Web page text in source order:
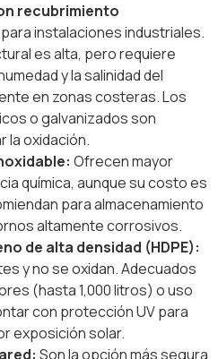
recubrimiento
instalaciones industriales.
es alta, pero requiere
y la salinidad del
en zonas costeras. Los
o galvanizados son
la oxidación.
Ofrecen mayor
química, aunque su costo es
para almacenamiento
altamente corrosivos.
de alta densidad (HDPE):
y no se oxidan. Adecuados
(hasta 1,000 litros) o uso
con protección UV para
exposición solar.
Son la opción más segura